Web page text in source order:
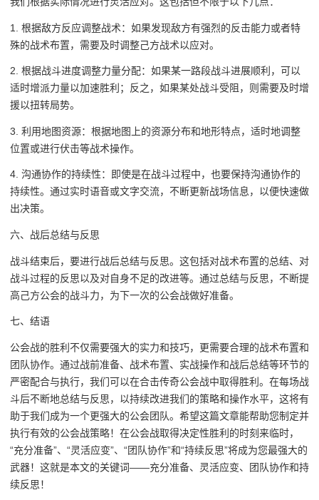
1. 根据敌方反应调整战术：如果发现敌方有强烈的反击能力或者特
殊的战术布置，需要及时调整己方战术以应对。
2. 根据战斗进度调整力量分配：如果某一路段战斗进展顺利，可以
适时增派力量以加速胜利；反之，如果某处战斗受阻，则需要及时增
援以扭转局势。
3. 利用地图资源：根据地图上的资源分布和地形特点，适时地调整
位置或进行伏击等战术操作。
4. 沟通协作的持续性：即使是在战斗过程中，也要保持沟通协作的
持续性。通过实时语音或文字交流，不断更新战场信息，以便快速做
出决策。
六、战后总结与反思
战斗结束后，要进行战后总结与反思。这包括对战术布置的总结、对
战斗过程的反思以及对自身不足的改进等。通过总结与反思，不断提
高己方公会的战斗力，为下一次的公会战做好准备。
七、结语
公会战的胜利不仅需要强大的实力和技巧，更需要合理的战术布置和
团队协作。通过战前准备、战术布置、实战操作和战后总结等环节的
严密配合与执行，我们可以在合击传奇公会战中取得胜利。在每场战
斗后不断地总结与反思，以持续改进我们的策略和操作水平，这将有
助于我们成为一个更强大的公会团队。希望这篇文章能帮助您制定并
执行有效的公会战策略！在公会战取得决定性胜利的时刻来临时，
“充分准备”、“灵活应变”、“团队协作”和“持续反思”将成为您最强大的
武器！这就是本文的关键词——充分准备、灵活应变、团队协作和持
续反思！